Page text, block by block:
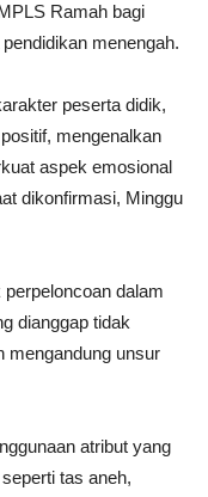
Ramah bagi
menengah.
peserta didik,
mengenalkan
aspek emosional
dikonfirmasi, Minggu
dalam
dianggap tidak
mengandung unsur
atribut yang
tas aneh,